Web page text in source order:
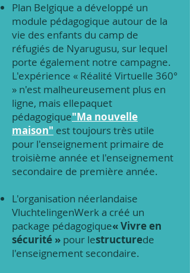
Plan Belgique a développé un
module pédagogique autour de la
vie des enfants du camp de
réfugiés de Nyarugusu, sur lequel
porte également notre campagne.
L'expérience « Réalité Virtuelle 360°
» n'est malheureusement plus en
ligne, mais ellepaquet
pédagogique"Ma nouvelle
maison" est toujours très utile
pour l'enseignement primaire de
troisième année et l'enseignement
secondaire de première année.
L'organisation néerlandaise
VluchtelingenWerk a créé un
package pédagogique« Vivre en
sécurité » pour lestructurede
l'enseignement secondaire.